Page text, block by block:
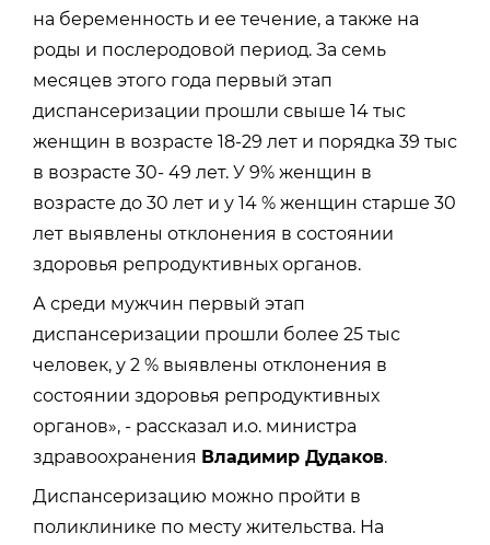
на беременность и ее течение, а также на
роды и послеродовой период. За семь
месяцев этого года первый этап
диспансеризации прошли свыше 14 тыс
женщин в возрасте 18-29 лет и порядка 39 тыс
в возрасте 30- 49 лет. У 9% женщин в
возрасте до 30 лет и у 14 % женщин старше 30
лет выявлены отклонения в состоянии
здоровья репродуктивных органов.
А среди мужчин первый этап
диспансеризации прошли более 25 тыс
человек, у 2 % выявлены отклонения в
состоянии здоровья репродуктивных
органов», - рассказал и.о. министра
здравоохранения Владимир Дудаков.
Диспансеризацию можно пройти в
поликлинике по месту жительства. На